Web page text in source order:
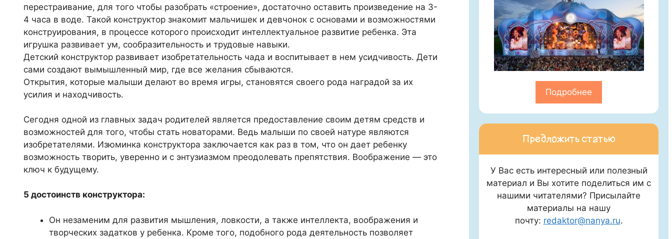
перестраивание, для того чтобы разобрать «строение», достаточно оставить произведение на 3-
4 часа в воде. Такой конструктор знакомит мальчишек и девчонок с основами и возможностями
конструирования, в процессе которого происходит интеллектуальное развитие ребенка. Эта
игрушка развивает ум, сообразительность и трудовые навыки.
Детский конструктор развивает изобретательность чада и воспитывает в нем усидчивость. Дети
сами создают вымышленный мир, где все желания сбываются.
Открытия, которые малыши делают во время игры, становятся своего рода наградой за их
усилия и находчивость.
Сегодня одной из главных задач родителей является предоставление своим детям средств и
возможностей для того, чтобы стать новаторами. Ведь малыши по своей натуре являются
изобретателями. Изюминка конструктора заключается как раз в том, что он дает ребенку
возможность творить, уверенно и с энтузиазмом преодолевать препятствия. Воображение — это
ключ к будущему.
5 достоинств конструктора:
Он незаменим для развития мышления, ловкости, а также интеллекта, воображения и
творческих задатков у ребенка. Кроме того, подобного рода деятельность позволяет
Подробнее
Предложить статью
У Вас есть интересный или полезный
материал и Вы хотите поделиться им с
нашими читателями? Присылайте
материалы на нашу
почту: redaktor@nanya.ru.